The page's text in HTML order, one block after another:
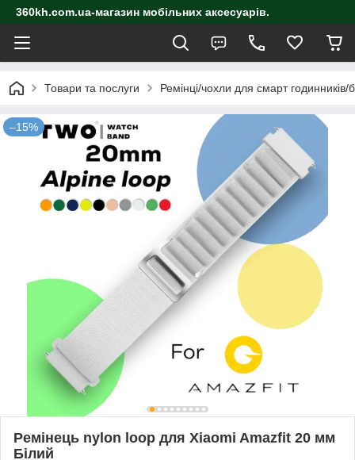
360kh.com.ua-магазин мобільних аксесуарів.
Товари та послуги Ремінці/чохли для смарт годинників/
–15%
Ремінець nylon loop для Xiaomi Amazfit 20 мм
Білий